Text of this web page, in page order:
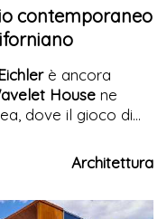
contemporaneo
è ancora
House ne
dove il gioco di
Architettura